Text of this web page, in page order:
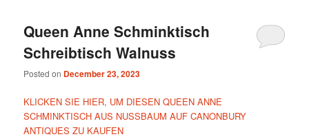
Queen Anne Schminktisch
Schreibtisch Walnuss
Posted on December 23, 2023
KLICKEN SIE HIER, UM DIESEN QUEEN ANNE
SCHMINKTISCH AUS NUSSBAUM AUF CANONBURY
ANTIQUES ZU KAUFEN